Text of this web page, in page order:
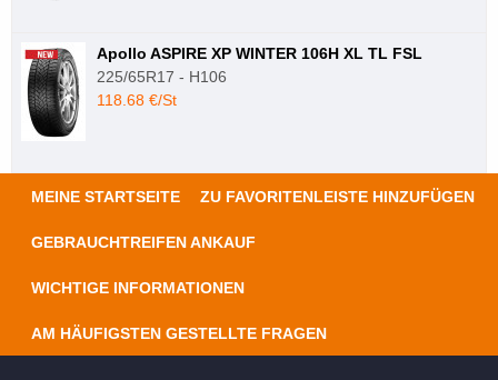
Apollo ASPIRE XP WINTER 106H XL TL FSL
225/65R17 - H106
118.68 €/St
MEINE STARTSEITE ZU FAVORITENLEISTE HINZUFÜGEN
GEBRAUCHTREIFEN ANKAUF
WICHTIGE INFORMATIONEN
AM HÄUFIGSTEN GESTELLTE FRAGEN